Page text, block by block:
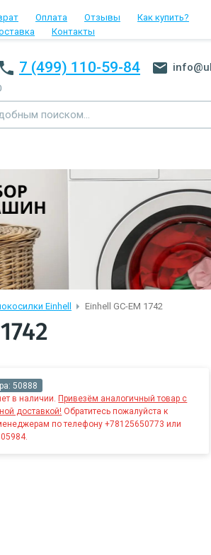
Оплата Отзывы
Как купить?
Контакты
7 (499) 110-59-84
Einhell Einhell GC-EM 1742
50888
в наличии.Привезём аналогичный товар с
доставкой! Обратитесь пожалуйста к
по телефону +78125650773 или